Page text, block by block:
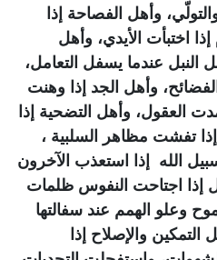
وأهل الفصاحة إذا
اختبأت الأيدي، وأهل
النبل عندما يسفل التعامل،
وأهل الجد إذا وهنت
العقول، وأهل التضحية إذا
تفشت مظاهر السلبية ،
الله إذا استعذب الآخرون
إذا اجتاحت النفوس ظلمات
وعلو الهمم عند سفالتها
التمكين والإصلاح إذا